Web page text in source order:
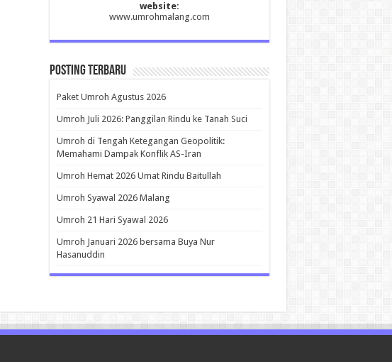
website:
www.umrohmalang.com
Posting Terbaru
Paket Umroh Agustus 2026
Umroh Juli 2026: Panggilan Rindu ke Tanah Suci
Umroh di Tengah Ketegangan Geopolitik:
Memahami Dampak Konflik AS-Iran
Umroh Hemat 2026 Umat Rindu Baitullah
Umroh Syawal 2026 Malang
Umroh 21 Hari Syawal 2026
Umroh Januari 2026 bersama Buya Nur
Hasanuddin